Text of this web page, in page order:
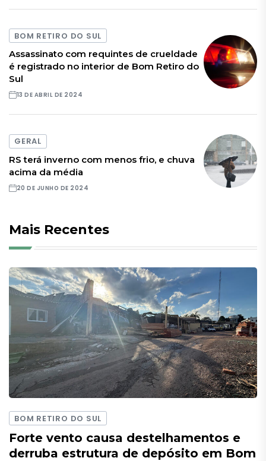
BOM RETIRO DO SUL
Assassinato com requintes de crueldade
é registrado no interior de Bom Retiro do
Sul
13 DE ABRIL DE 2024
GERAL
RS terá inverno com menos frio, e chuva
acima da média
20 DE JUNHO DE 2024
Mais Recentes
BOM RETIRO DO SUL
Forte vento causa destelhamentos e
derruba estrutura de depósito em Bom